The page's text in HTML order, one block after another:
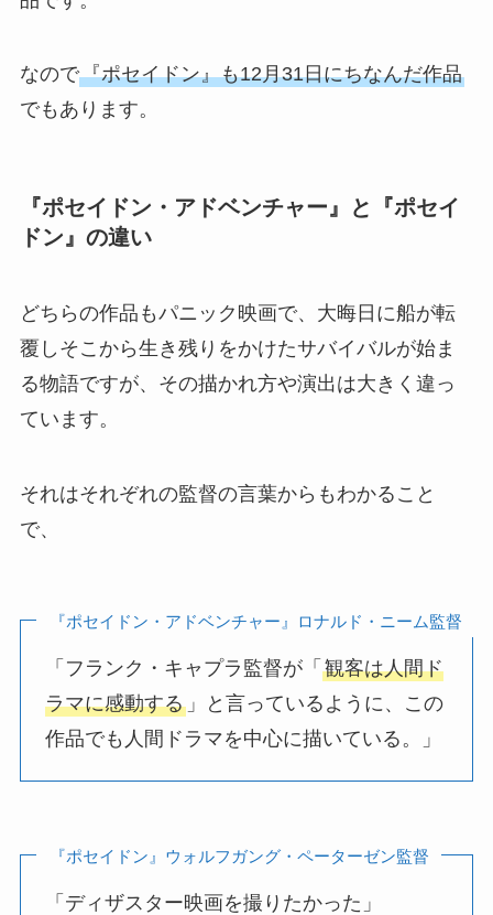
なので『ポセイドン』も12月31日にちなんだ作品
でもあります。
『ポセイドン・アドベンチャー』と『ポセイ
ドン』の違い
どちらの作品もパニック映画で、大晦日に船が転
覆しそこから生き残りをかけたサバイバルが始ま
る物語ですが、その描かれ方や演出は大きく違っ
ています。
それはそれぞれの監督の言葉からもわかること
で、
『ポセイドン・アドベンチャー』ロナルド・ニーム監督
「フランク・キャプラ監督が「観客は人間ド
ラマに感動する 」と言っているように、この
作品でも人間ドラマを中心に描いている。」
『ポセイドン』ウォルフガング・ペーターゼン監督
「ディザスター映画を撮りたかった」